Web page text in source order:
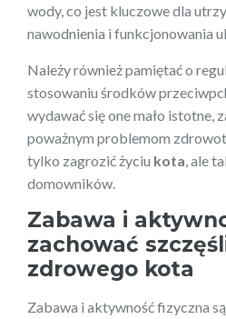
wody, co jest kluczowe dla
nawodnienia i funkcjonowania
Należy również pamiętać o
stosowaniu środków
wydawać się one mało istotne,
poważnym problemom
tylko zagrozić życiu kota , ale
domowników.
Zabawa i
zachować
zdrowego kota
Zabawa i aktywność fizyczna